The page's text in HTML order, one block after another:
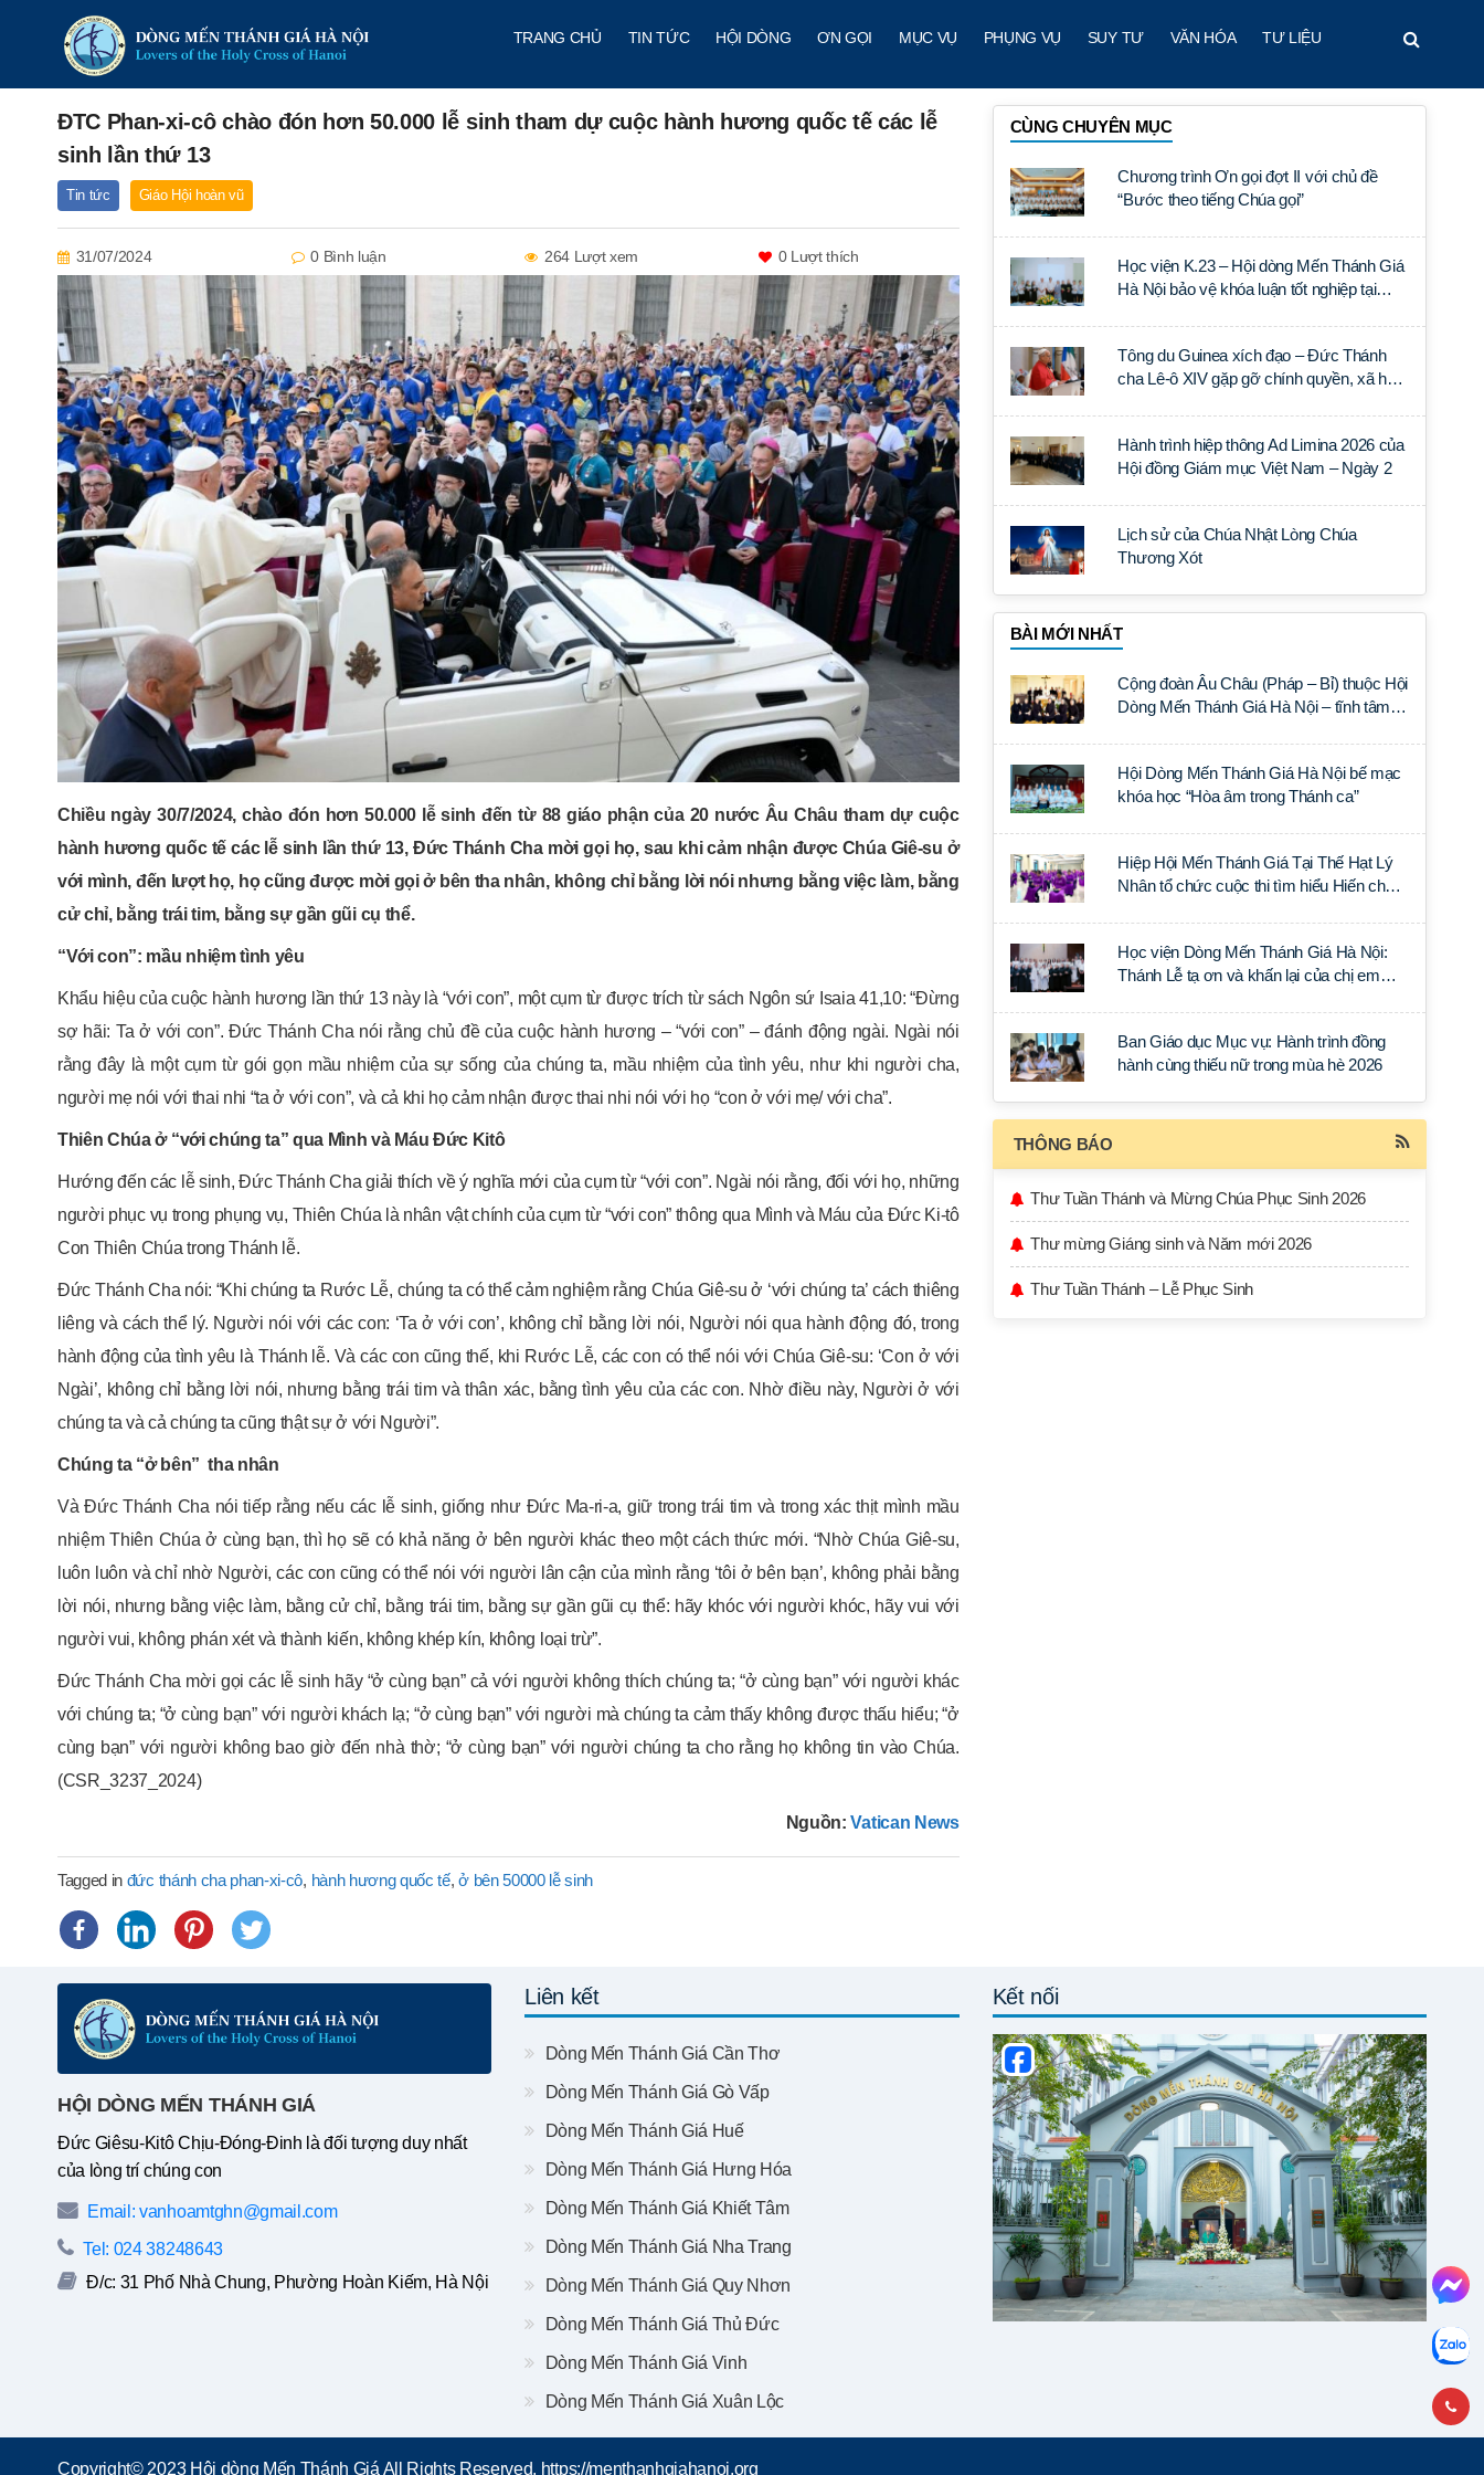
TRANG CHỦ TIN TỨC HỘI DÒNG ƠN GỌI MỤC VỤ PHỤNG VỤ SUY TƯ VĂN HÓA TƯ LIỆU
ĐTC Phan-xi-cô chào đón hơn 50.000 lễ sinh tham dự cuộc hành hương quốc tế các lễ
sinh lần thứ 13
Tin tức Giáo Hội hoàn vũ
31/07/2024 0 Bình luận 264 Lượt xem 0Lượt thích
Chiều ngày 30/7/2024, chào đón hơn 50.000 lễ sinh đến từ 88 giáo phận của 20 nước Âu Châu tham dự cuộc
hành hương quốc tế các lễ sinh lần thứ 13, Đức Thánh Cha mời gọi họ, sau khi cảm nhận được Chúa Giê-su ở
với mình, đến lượt họ, họ cũng được mời gọi ở bên tha nhân, không chỉ bằng lời nói nhưng bằng việc làm, bằng
cử chỉ, bằng trái tim, bằng sự gần gũi cụ thể.
“Với con”: mầu nhiệm tình yêu
Khẩu hiệu của cuộc hành hương lần thứ 13 này là “với con”, một cụm từ được trích từ sách Ngôn sứ Isaia 41,10: “Đừng
sợ hãi: Ta ở với con”. Đức Thánh Cha nói rằng chủ đề của cuộc hành hương – “với con” – đánh động ngài. Ngài nói
rằng đây là một cụm từ gói gọn mầu nhiệm của sự sống của chúng ta, mầu nhiệm của tình yêu, như khi người cha,
người mẹ nói với thai nhi “ta ở với con”, và cả khi họ cảm nhận được thai nhi nói với họ “con ở với mẹ/ với cha”.
Thiên Chúa ở “với chúng ta” qua Mình và Máu Đức Kitô
Hướng đến các lễ sinh, Đức Thánh Cha giải thích về ý nghĩa mới của cụm từ “với con”. Ngài nói rằng, đối với họ, những
người phục vụ trong phụng vụ, Thiên Chúa là nhân vật chính của cụm từ “với con” thông qua Mình và Máu của Đức Ki-tô
Con Thiên Chúa trong Thánh lễ.
Đức Thánh Cha nói: “Khi chúng ta Rước Lễ, chúng ta có thể cảm nghiệm rằng Chúa Giê-su ở ‘với chúng ta’ cách thiêng
liêng và cách thể lý. Người nói với các con: ‘Ta ở với con’, không chỉ bằng lời nói, Người nói qua hành động đó, trong
hành động của tình yêu là Thánh lễ. Và các con cũng thế, khi Rước Lễ, các con có thể nói với Chúa Giê-su: ‘Con ở với
Ngài’, không chỉ bằng lời nói, nhưng bằng trái tim và thân xác, bằng tình yêu của các con. Nhờ điều này, Người ở với
chúng ta và cả chúng ta cũng thật sự ở với Người”.
Chúng ta “ở bên” tha nhân
Và Đức Thánh Cha nói tiếp rằng nếu các lễ sinh, giống như Đức Ma-ri-a, giữ trong trái tim và trong xác thịt mình mầu
nhiệm Thiên Chúa ở cùng bạn, thì họ sẽ có khả năng ở bên người khác theo một cách thức mới. “Nhờ Chúa Giê-su,
luôn luôn và chỉ nhờ Người, các con cũng có thể nói với người lân cận của mình rằng ‘tôi ở bên bạn’, không phải bằng
lời nói, nhưng bằng việc làm, bằng cử chỉ, bằng trái tim, bằng sự gần gũi cụ thể: hãy khóc với người khóc, hãy vui với
người vui, không phán xét và thành kiến, không khép kín, không loại trừ”.
Đức Thánh Cha mời gọi các lễ sinh hãy “ở cùng bạn” cả với người không thích chúng ta; “ở cùng bạn” với người khác
với chúng ta; “ở cùng bạn” với người khách lạ; “ở cùng bạn” với người mà chúng ta cảm thấy không được thấu hiểu; “ở
cùng bạn” với người không bao giờ đến nhà thờ; “ở cùng bạn” với người chúng ta cho rằng họ không tin vào Chúa.
(CSR_3237_2024)
Nguồn:Vatican News
Tagged in đức thánh cha phan-xi-cô, hành hương quốc tế,ở bên 50000 lễ sinh
CÙNG CHUYÊN MỤC
Chương trình Ơn gọi đợt II với chủ đề
“Bước theo tiếng Chúa gọi”
Học viện K.23 – Hội dòng Mến Thánh Giá
Hà Nội bảo vệ khóa luận tốt nghiệp tại
Tông du Guinea xích đạo – Đức Thánh
cha Lê-ô XIV gặp gỡ chính quyền, xã hội
Hành trình hiệp thông Ad Limina 2026 của
Hội đồng Giám mục Việt Nam – Ngày 2
Lịch sử của Chúa Nhật Lòng Chúa
Thương Xót
BÀI MỚI NHẤT
Cộng đoàn Âu Châu (Pháp – Bỉ) thuộc Hội
Dòng Mến Thánh Giá Hà Nội – tĩnh tâm
Hội Dòng Mến Thánh Giá Hà Nội bế mạc
khóa học “Hòa âm trong Thánh ca”
Hiệp Hội Mến Thánh Giá Tại Thế Hạt Lý
Nhân tổ chức cuộc thi tìm hiểu Hiến chế
Học viện Dòng Mến Thánh Giá Hà Nội:
Thánh Lễ tạ ơn và khấn lại của chị em
Ban Giáo dục Mục vụ: Hành trình đồng
hành cùng thiếu nữ trong mùa hè 2026
THÔNG BÁO
Thư Tuần Thánh và Mừng Chúa Phục Sinh 2026
Thư mừng Giáng sinh và Năm mới 2026
Thư Tuần Thánh – Lễ Phục Sinh
HỘI DÒNG MẾN THÁNH GIÁ
Đức Giêsu-Kitô Chịu-Đóng-Đinh là đối tượng duy nhất
của lòng trí chúng con
Email: vanhoamtghn@gmail.com
Tel: 024 38248643
Đ/c: 31 Phố Nhà Chung, Phường Hoàn Kiếm, Hà Nội
Liên kết
Dòng Mến Thánh Giá Cần Thơ
Dòng Mến Thánh Giá Gò Vấp
Dòng Mến Thánh Giá Huế
Dòng Mến Thánh Giá Hưng Hóa
Dòng Mến Thánh Giá Khiết Tâm
Dòng Mến Thánh Giá Nha Trang
Dòng Mến Thánh Giá Quy Nhơn
Dòng Mến Thánh Giá Thủ Đức
Dòng Mến Thánh Giá Vinh
Dòng Mến Thánh Giá Xuân Lộc
Kết nối
Copyright© 2023 Hội dòng Mến Thánh Giá All Rights Reserved, https://menthanhgiahanoi.org